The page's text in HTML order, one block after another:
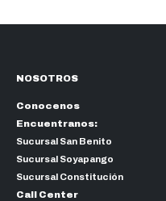
NOSOTROS
Conocenos
Encuentranos:
Sucursal San Benito
Sucursal Soyapango
Sucursal Constitución
Call Center